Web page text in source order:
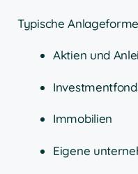
Typische
Aktien und
Immobilien
Eigene